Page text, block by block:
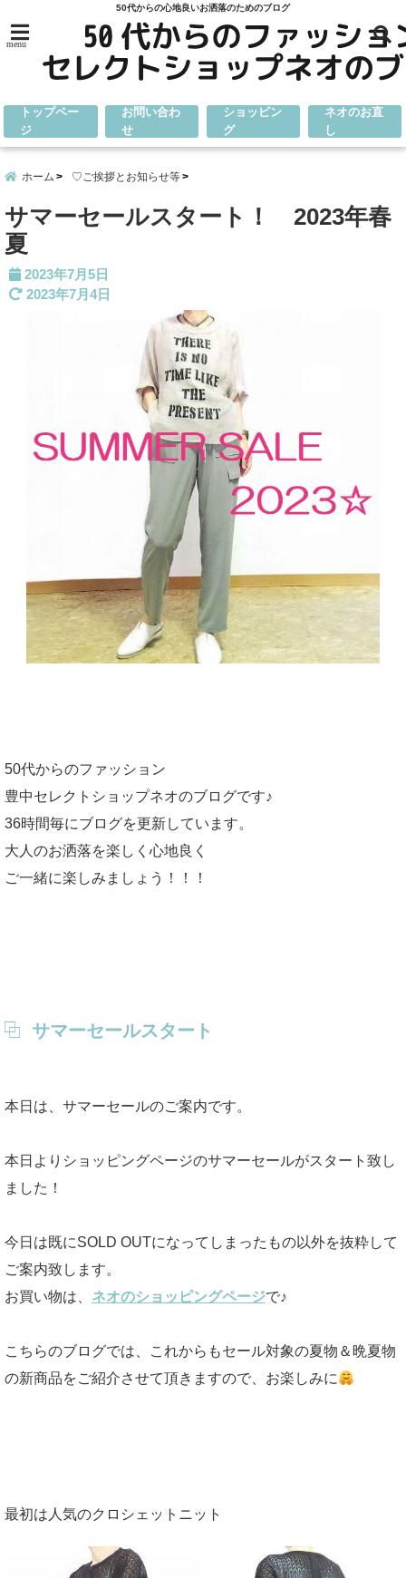
50代からの心地良いお洒落のためのブログ
menu
トップペー
ジ
お問い合わ
せ
ショッピン
グ
ネオのお直
し
ホーム ♡ご挨拶とお知らせ等
サマーセールスタート！ 2023年春
夏
2023年7月5日
2023年7月4日
50代からのファッション
豊中セレクトショップネオのブログです♪
36時間毎にブログを更新しています。
大人のお洒落を楽しく心地良く
ご一緒に楽しみましょう！！！
サマーセールスタート
本日は、サマーセールのご案内です。
本日よりショッピングページのサマーセールがスタート致し
ました！
今日は既にSOLD OUTになってしまったもの以外を抜粋して
ご案内致します。
お買い物は、 ネオのショッピングページで♪
こちらのブログでは、これからもセール対象の夏物＆晩夏物
の新商品をご紹介させて頂きますので、お楽しみに
最初は人気のクロシェットニット